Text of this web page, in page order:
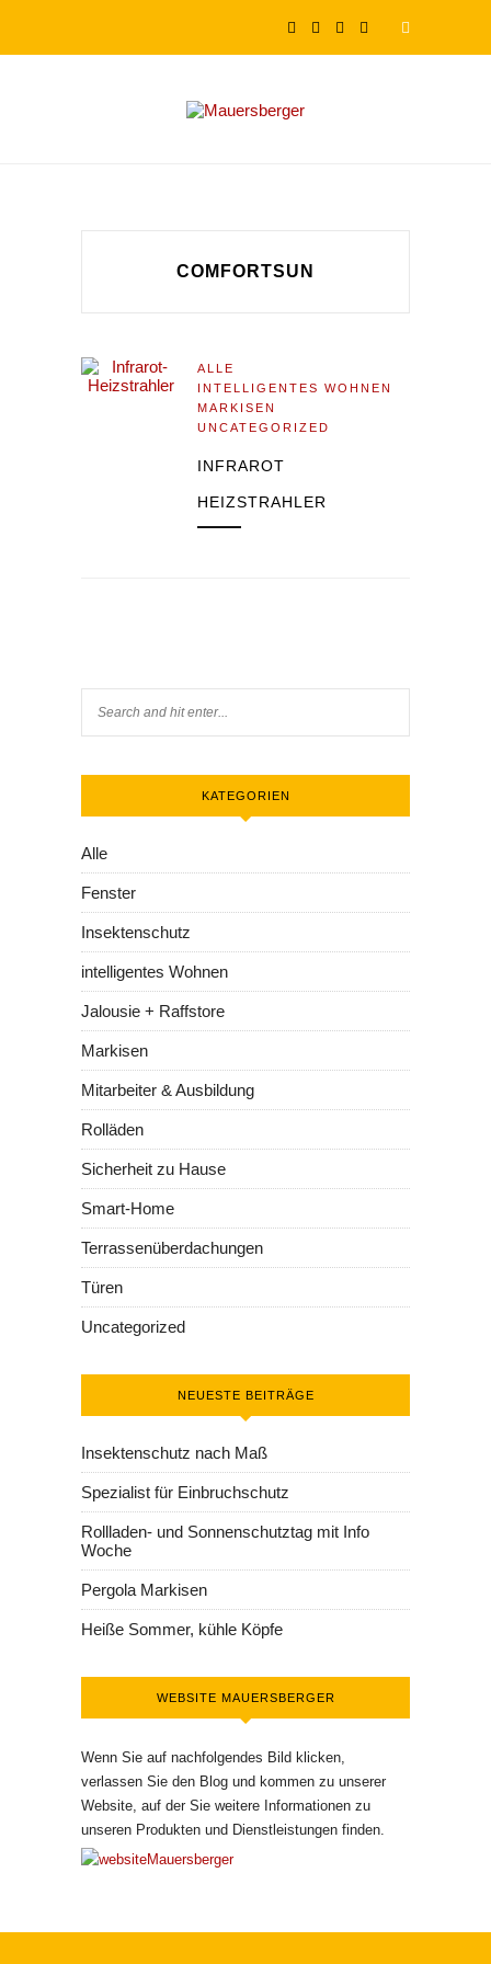
COMFORTSUN
ALLE
INTELLIGENTES WOHNEN
MARKISEN
UNCATEGORIZED
INFRAROT
HEIZSTRAHLER
KATEGORIEN
Alle
Fenster
Insektenschutz
intelligentes Wohnen
Jalousie + Raffstore
Markisen
Mitarbeiter & Ausbildung
Rolläden
Sicherheit zu Hause
Smart-Home
Terrassenüberdachungen
Türen
Uncategorized
NEUESTE BEITRÄGE
Insektenschutz nach Maß
Spezialist für Einbruchschutz
Rollladen- und Sonnenschutztag mit Info
Woche
Pergola Markisen
Heiße Sommer, kühle Köpfe
WEBSITE MAUERSBERGER
Wenn Sie auf nachfolgendes Bild klicken,
verlassen Sie den Blog und kommen zu unserer
Website, auf der Sie weitere Informationen zu
unseren Produkten und Dienstleistungen finden.